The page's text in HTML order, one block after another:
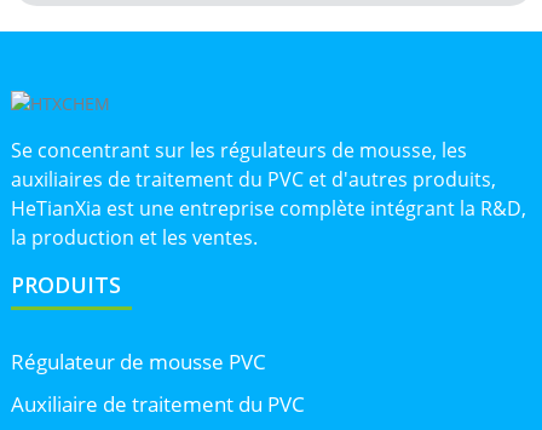
Se concentrant sur les régulateurs de mousse, les
auxiliaires de traitement du PVC et d'autres produits,
HeTianXia est une entreprise complète intégrant la R&D,
la production et les ventes.
PRODUITS
Régulateur de mousse PVC
Auxiliaire de traitement du PVC